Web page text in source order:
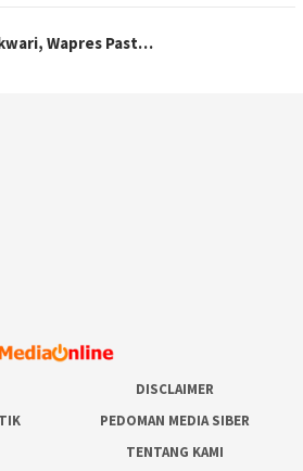
Wapres Past…
DISCLAIMER
PEDOMAN MEDIA SIBER
TENTANG KAMI